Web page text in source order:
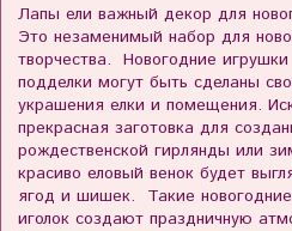
Лапы ели важный декор для
Это незаменимый набор для
творчества. Новогодние
подделки могут быть сделаны
украшения елки и помещения.
прекрасная заготовка для
рождественской гирлянды или
красиво еловый венок будет
ягод и шишек. Такие
иголок создают праздничную